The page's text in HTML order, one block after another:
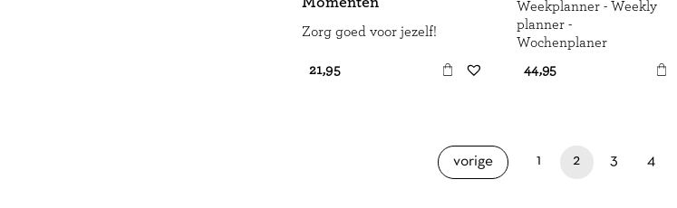
Zorg goed voor jezelf!
€ 21,95
Weekplanner - Weekly
planner -
Wochenplaner
€ 44,95
vorigevorige pagina
1 2 3 4